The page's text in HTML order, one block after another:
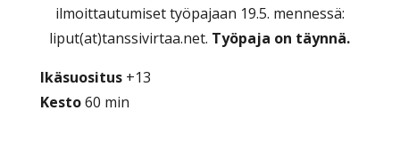
ilmoittautumiset työpajaan 19.5. mennessä:
liput(at)tanssivirtaa.net. Työpaja on täynnä.
Ikäsuositus+13
Kesto60 min